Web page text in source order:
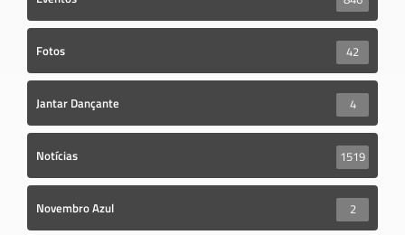
Fotos 42
Jantar Dançante 4
Notícias 1519
Novembro Azul 2